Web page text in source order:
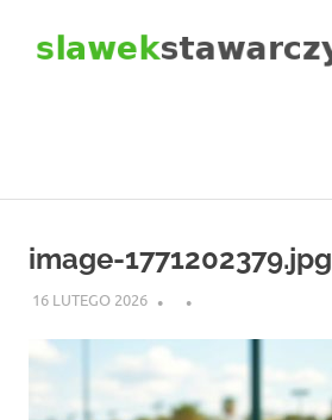
image-1771202379.jpg
16 LUTEGO 2026